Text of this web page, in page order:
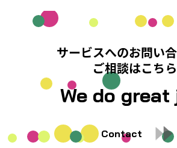
サービスへのお問い合
ご相談はこちら
We do great
Contact